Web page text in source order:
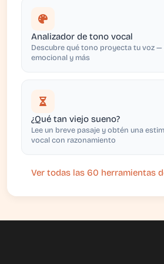
Analizador de tono vocal
Descubre qué tono proyecta tu voz —
emocional y más
¿Qué tan viejo sueno?
Lee un breve pasaje y obtén una
vocal con razonamiento
Ver todas las 60 herramientas